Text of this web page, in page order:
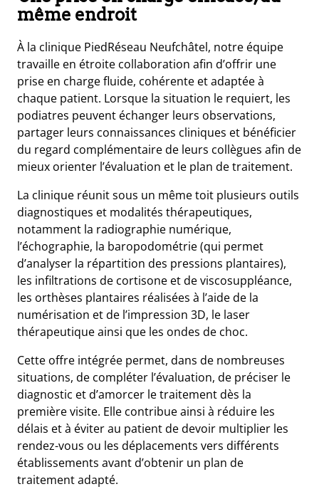
même endroit
À la clinique PiedRéseau Neufchâtel, notre équipe
travaille en étroite collaboration afin d’offrir une
prise en charge fluide, cohérente et adaptée à
chaque patient. Lorsque la situation le requiert, les
podiatres peuvent échanger leurs observations,
partager leurs connaissances cliniques et bénéficier
du regard complémentaire de leurs collègues afin de
mieux orienter l’évaluation et le plan de traitement.
La clinique réunit sous un même toit plusieurs outils
diagnostiques et modalités thérapeutiques,
notamment la radiographie numérique,
l’échographie, la baropodométrie (qui permet
d’analyser la répartition des pressions plantaires),
les infiltrations de cortisone et de viscosuppléance,
les orthèses plantaires réalisées à l’aide de la
numérisation et de l’impression 3D, le laser
thérapeutique ainsi que les ondes de choc.
Cette offre intégrée permet, dans de nombreuses
situations, de compléter l’évaluation, de préciser le
diagnostic et d’amorcer le traitement dès la
première visite. Elle contribue ainsi à réduire les
délais et à éviter au patient de devoir multiplier les
rendez-vous ou les déplacements vers différents
établissements avant d’obtenir un plan de
traitement adapté.